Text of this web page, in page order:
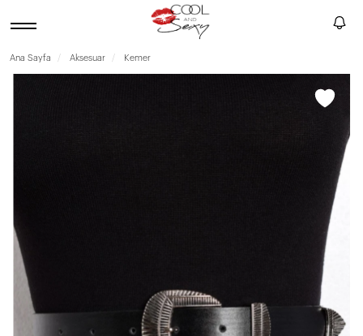
Ana Sayfa Aksesuar Kemer